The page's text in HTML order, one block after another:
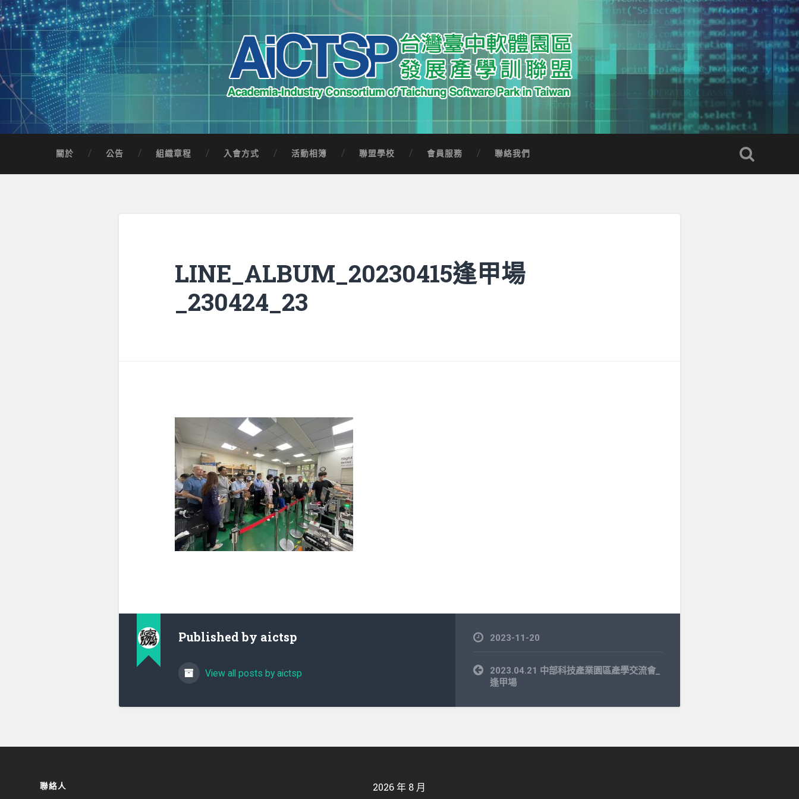
Skip
to
content
Search
AICTSP 台灣臺中軟體園區發展產學訓聯盟
Academia-Industry Consortium of Taichung Software Park in Taiwan
關於 公告 組織章程 入會方式 活動相簿 聯盟學校 會員服務 聯絡我們
LINE_ALBUM_20230415逢甲場
_230424_23
Published by aictsp
View all posts by aictsp
2023-11-20
文
章
2023.04.21 中部科技產業園區產學交流會_
逢甲場
聯絡人 2026 年 8 月